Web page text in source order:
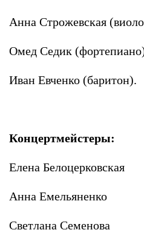
Анна Строжевская
Омед Седик
Иван Евченко (баритон).
Концертмейстеры:
Елена Белоцерковская
Анна Емельяненко
Светлана Семенова